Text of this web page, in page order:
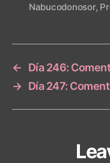
Nabucodonosor,
←
Día 246:
→ Día 247: